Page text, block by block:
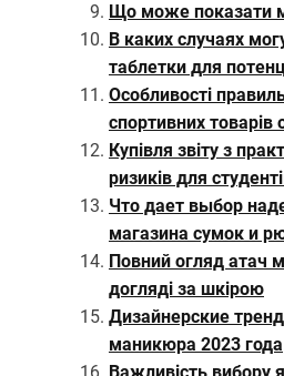
Що може показати
В каких случаях
таблетки для
Особливості
спортивних товарів
Купівля звіту з
ризиків для
Что дает выбор
магазина сумок и
Повний огляд атач
догляді за шкірою
Дизайнерские
маникюра 2023 года